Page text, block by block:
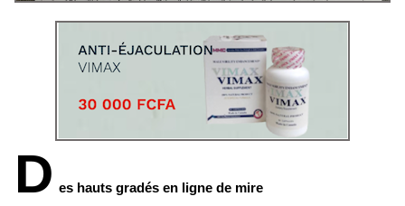
D es hauts gradés en ligne de mire